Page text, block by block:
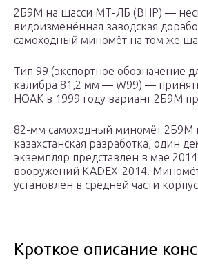
2Б9М на шасси МТ-ЛБ (ВНР) —
видоизменённая заводская
самоходный миномёт на том же
Тип 99 (экспортное обозначение
калибра 81,2 мм — W99) —
НОАК в 1999 году вариант 2Б9М
82-мм самоходный миномёт
казахстанская разработка, один
экземпляр представлен в мае
вооружений KADEX-2014.
установлен в средней части
Кроткое описание